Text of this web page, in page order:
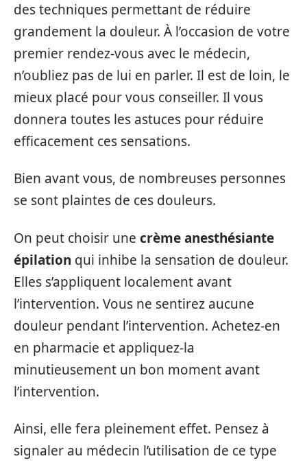
des techniques permettant de réduire
grandement la douleur. À l’occasion de votre
premier rendez-vous avec le médecin,
n’oubliez pas de lui en parler. Il est de loin, le
mieux placé pour vous conseiller. Il vous
donnera toutes les astuces pour réduire
efficacement ces sensations.
Bien avant vous, de nombreuses personnes
se sont plaintes de ces douleurs.
On peut choisir une crème anesthésiante
épilation qui inhibe la sensation de douleur.
Elles s’appliquent localement avant
l’intervention. Vous ne sentirez aucune
douleur pendant l’intervention. Achetez-en
en pharmacie et appliquez-la
minutieusement un bon moment avant
l’intervention.
Ainsi, elle fera pleinement effet. Pensez à
signaler au médecin l’utilisation de ce type